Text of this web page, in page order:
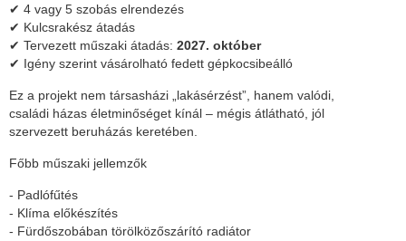
✔ 4 vagy 5 szobás elrendezés
✔ Kulcsrakész átadás
✔ Tervezett műszaki átadás: 2027. október
✔ Igény szerint vásárolható fedett gépkocsibeálló
Ez a projekt nem társasházi „lakásérzést”, hanem valódi,
családi házas életminőséget kínál – mégis átlátható, jól
szervezett beruházás keretében.
Főbb műszaki jellemzők
- Padlófűtés
- Klíma előkészítés
- Fürdőszobában törölközőszárító radiátor